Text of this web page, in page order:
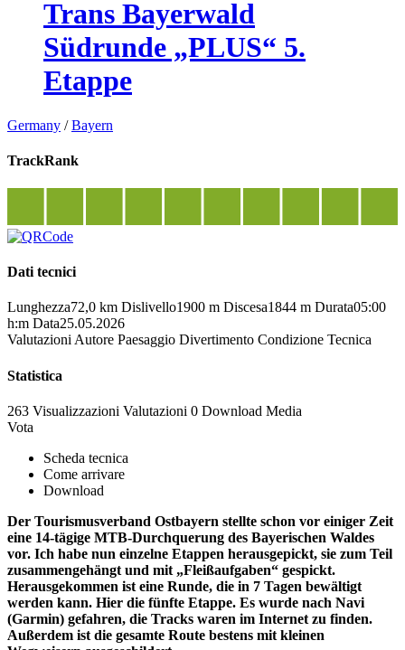
Trans Bayerwald
Südrunde „PLUS“ 5.
Etappe
Germany /Bayern
TrackRank
Dati tecnici
Lunghezza72,0 km Dislivello1900 m Discesa1844 m Durata05:00
h:m Data25.05.2026
Valutazioni Autore Paesaggio Divertimento Condizione Tecnica
Statistica
263 Visualizzazioni Valutazioni 0 Download Media
Vota
Scheda tecnica
Come arrivare
Download
Der Tourismusverband Ostbayern stellte schon vor einiger Zeit
eine 14-tägige MTB-Durchquerung des Bayerischen Waldes
vor. Ich habe nun einzelne Etappen herausgepickt, sie zum Teil
zusammengehängt und mit „Fleißaufgaben“ gespickt.
Herausgekommen ist eine Runde, die in 7 Tagen bewältigt
werden kann. Hier die fünfte Etappe. Es wurde nach Navi
(Garmin) gefahren, die Tracks waren im Internet zu finden.
Außerdem ist die gesamte Route bestens mit kleinen